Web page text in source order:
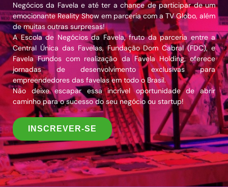
Negócios da Favela e até ter a chance de participar de um
emocionante Reality Show em parceria com a TV Globo, além
de muitas outras surpresas!
A Escola de Negócios da Favela, fruto da parceria entre a
Central Única das Favelas, Fundação Dom Cabral (FDC), e
Favela Fundos com realização da Favela Holding, oferece
jornadas de desenvolvimento exclusivas para
empreendedores das favelas em todo o Brasil.
Não deixe escapar essa incrível oportunidade de abrir
caminho para o sucesso do seu negócio ou startup!
INSCREVER-SE